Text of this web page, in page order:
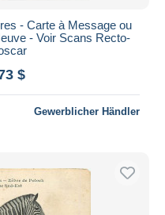
- Carte à Message ou
- Voir Scans Recto-
$
Gewerblicher Händler